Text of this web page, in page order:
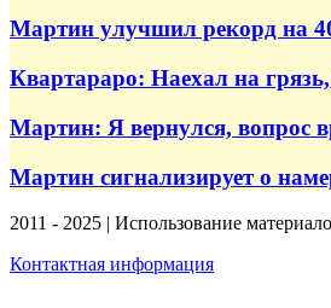
Мартин улучшил рекорд на
Квартараро: Наехал на
Мартин: Я вернулся, вопрос
Мартин сигнализирует о
2011 - 2025 | Использование
Контактная информация